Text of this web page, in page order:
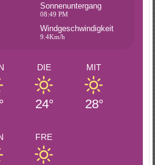
Sonnenuntergang
08:49 PM
Windgeschwindigkeit
9.4Km/h
DIE
24°
MIT
28°
FRE